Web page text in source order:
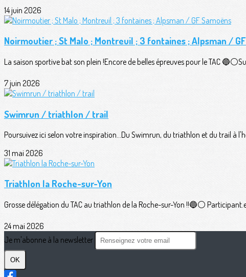
14 juin 2026
Noirmoutier ; St Malo ; Montreuil ; 3 fontaines ; Alpsman /
La saison sportive bat son plein !Encore de belles épreuves pour le TAC
7 juin 2026
Swimrun / triathlon / trail
Poursuivez ici selon votre inspiration...Du Swimrun, du triathlon et du trail à
31 mai 2026
Triathlon la Roche-sur-Yon
Grosse délégation du TAC au triathlon de la Roche-sur-Yon !!🔵⚪️
24 mai 2026
Je m'abonne à la newsletter
OK